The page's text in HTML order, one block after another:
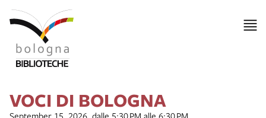
VOCI DI BOLOGNA
September 15, 2026, dalle 5:30 PM alle 6:30 PM